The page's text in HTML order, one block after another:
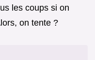
les coups si on
on tente ?